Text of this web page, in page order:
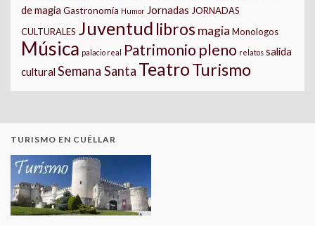
de magia Gastronomía Humor Jornadas JORNADAS
CULTURALES Juventud libros magia Monologos
Música palacio real Patrimonio pleno relatos salida
cultural Semana Santa TeatroTurismo
TURISMO EN CUÉLLAR